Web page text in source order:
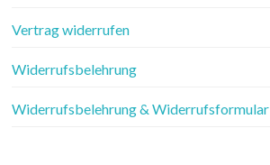
Vertrag widerrufen
Widerrufsbelehrung
Widerrufsbelehrung & Widerrufsformular